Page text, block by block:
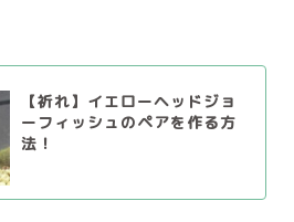
【祈れ】イエローヘッドジョ
ーフィッシュのペアを作る方
法！